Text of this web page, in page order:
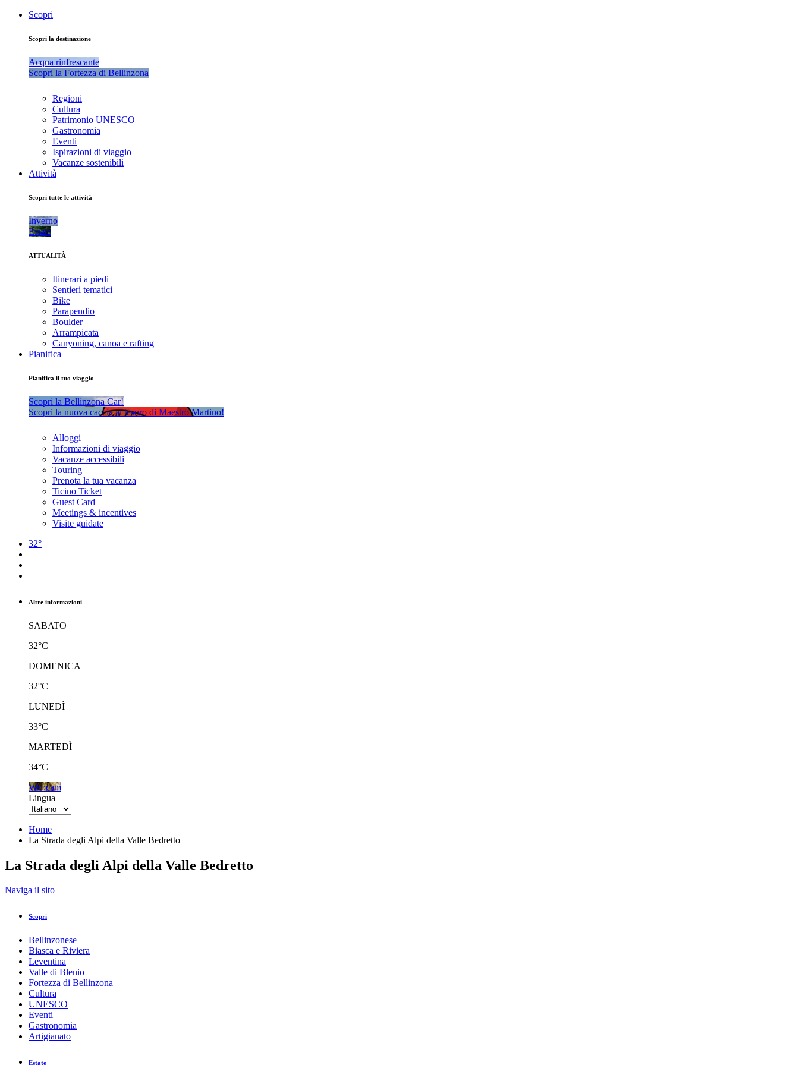
Scopri
Scopri la destinazione
Acqua rinfrescante
Scopri la Fortezza di Bellinzona
Regioni
Cultura
Patrimonio UNESCO
Gastronomia
Eventi
Ispirazioni di viaggio
Vacanze sostenibili
Attività
Scopri tutte le attività
Inverno
Estate
ATTUALITÀ
Itinerari a piedi
Sentieri tematici
Bike
Parapendio
Boulder
Arrampicata
Canyoning, canoa e rafting
Pianifica
Pianifica il tuo viaggio
Scopri la Bellinzona Car!
Scopri la nuova caccia al tesoro di Maestro Martino!
Alloggi
Informazioni di viaggio
Vacanze accessibili
Touring
Prenota la tua vacanza
Ticino Ticket
Guest Card
Meetings & incentives
Visite guidate
32°
Altre informazioni
SABATO
32°C
DOMENICA
32°C
LUNEDÌ
33°C
MARTEDÌ
34°C
Webcam
Lingua
Home
La Strada degli Alpi della Valle Bedretto
La Strada degli Alpi della Valle Bedretto
Indietro
TopPercorso consigliato
La Strada degli Alpi della Valle Bedretto
Responsabile del contenuto
Bellinzona e Valli Turismo
La Strada degli Alpi della Val Bedretto
Foto: Bellinzona e Valli Turismo
Naviga il sito
Scopri
Bellinzonese
Biasca e Riviera
Leventina
Valle di Blenio
Fortezza di Bellinzona
Cultura
UNESCO
Eventi
Gastronomia
Artigianato
Estate